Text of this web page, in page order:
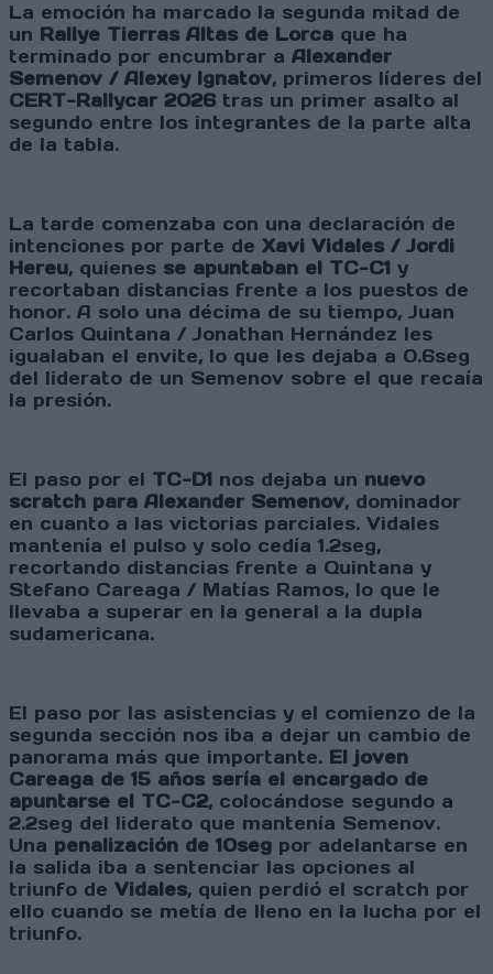
La emoción ha marcado la segunda mitad de
un Rallye Tierras Altas de Lorca que ha
terminado por encumbrar a Alexander
Semenov / Alexey Ignatov, primeros líderes del
CERT-Rallycar 2026 tras un primer asalto al
segundo entre los integrantes de la parte alta
de la tabla.
La tarde comenzaba con una declaración de
intenciones por parte de Xavi Vidales / Jordi
Hereu, quienes se apuntaban el TC-C1 y
recortaban distancias frente a los puestos de
honor. A solo una décima de su tiempo, Juan
Carlos Quintana / Jonathan Hernández les
igualaban el envite, lo que les dejaba a 0.6seg
del liderato de un Semenov sobre el que recaía
la presión.
El paso por el TC-D1 nos dejaba un nuevo
scratch para Alexander Semenov, dominador
en cuanto a las victorias parciales. Vidales
mantenía el pulso y solo cedía 1.2seg,
recortando distancias frente a Quintana y
Stefano Careaga / Matías Ramos, lo que le
llevaba a superar en la general a la dupla
sudamericana.
El paso por las asistencias y el comienzo de la
segunda sección nos iba a dejar un cambio de
panorama más que importante. El joven
Careaga de 15 años sería el encargado de
apuntarse el TC-C2, colocándose segundo a
2.2seg del liderato que mantenía Semenov.
Una penalización de 10seg por adelantarse en
la salida iba a sentenciar las opciones al
triunfo de Vidales, quien perdió el scratch por
ello cuando se metía de lleno en la lucha por el
triunfo.